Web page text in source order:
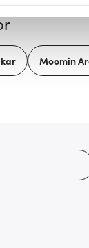
att innehållet
som vi tror att
vår
Moomin